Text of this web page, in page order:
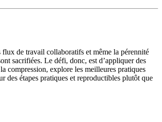
flux de travail collaboratifs et même la pérennité
sacrifiées. Le défi, donc, est d’appliquer des
compression, explore les meilleures pratiques
des étapes pratiques et reproductibles plutôt que